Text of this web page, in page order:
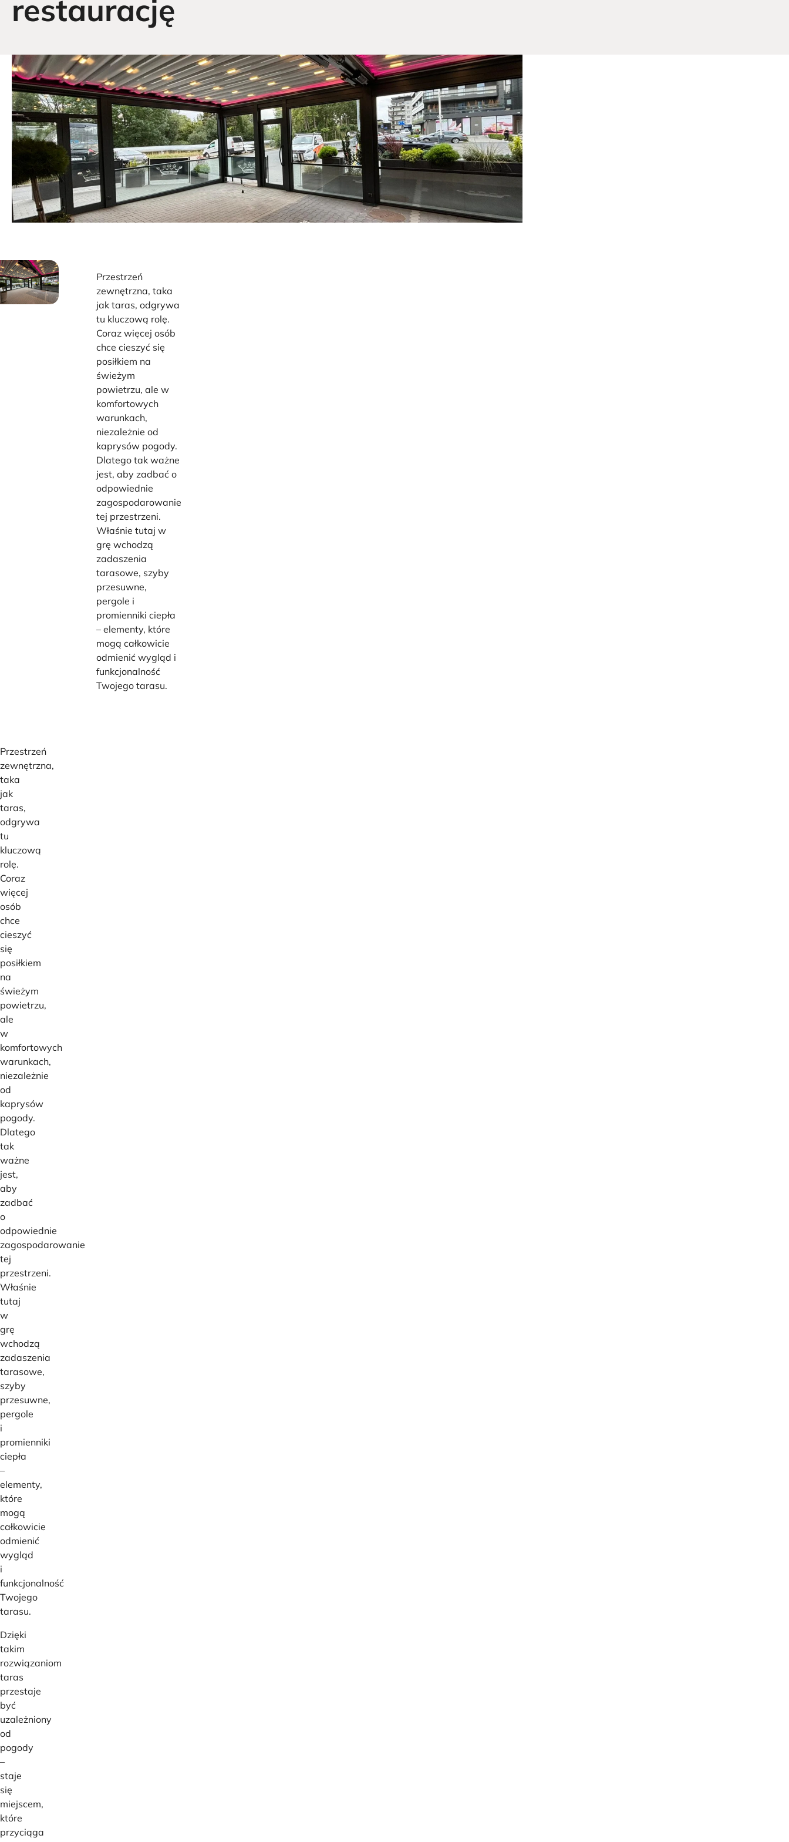
restaurację
Przestrzeń
zewnętrzna, taka
jak taras, odgrywa
tu kluczową rolę.
Coraz więcej osób
chce cieszyć się
posiłkiem na
świeżym
powietrzu, ale w
komfortowych
warunkach,
niezależnie od
kaprysów pogody.
Dlatego tak ważne
jest, aby zadbać o
odpowiednie
zagospodarowanie
tej przestrzeni.
Właśnie tutaj w
grę wchodzą
zadaszenia
tarasowe, szyby
przesuwne,
pergole i
promienniki ciepła
– elementy, które
mogą całkowicie
odmienić wygląd i
funkcjonalność
Twojego tarasu.
Przestrzeń
zewnętrzna,
taka
jak
taras,
odgrywa
tu
kluczową
rolę.
Coraz
więcej
osób
chce
cieszyć
się
posiłkiem
na
świeżym
powietrzu,
ale
w
komfortowych
warunkach,
niezależnie
od
kaprysów
pogody.
Dlatego
tak
ważne
jest,
aby
zadbać
o
odpowiednie
zagospodarowanie
tej
przestrzeni.
Właśnie
tutaj
w
grę
wchodzą
zadaszenia
tarasowe,
szyby
przesuwne,
pergole
i
promienniki
ciepła
–
elementy,
które
mogą
całkowicie
odmienić
wygląd
i
funkcjonalność
Twojego
tarasu.
Dzięki
takim
rozwiązaniom
taras
przestaje
być
uzależniony
od
pogody
–
staje
się
miejscem,
które
przyciąga